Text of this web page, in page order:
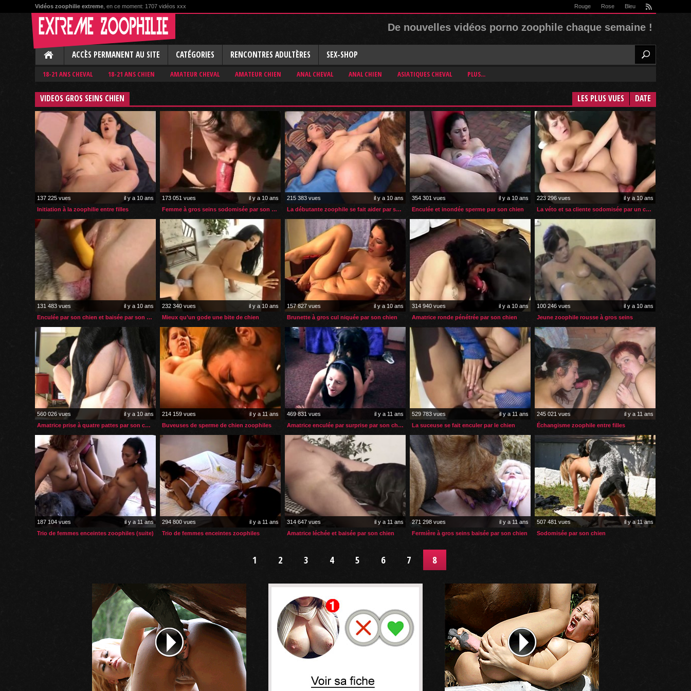
Vidéos zoophilie extreme , en ce moment: 1707 vidéos xxx
rss
Rouge Rose Bleu
De nouvelles vidéos porno zoophile chaque semaine !
ACCÈS PERMANENT AU SITE CATÉGORIES RENCONTRES ADULTÈRES SEX-SHOP
18-21 ANS CHEVAL 18-21 ANS CHIEN AMATEUR CHEVAL AMATEUR CHIEN ANAL CHEVAL ANAL CHIEN ASIATIQUES CHEVAL PLUS...
VIDEOS GROS SEINS CHIEN LES PLUS VUES DATE
137 225 vues
il y a 10 ans
Initiation à la zoophilie entre filles
173 051 vues
il y a 10 ans
Femme à gros seins sodomisée par son chien
215 383 vues
il y a 10 ans
La débutante zoophile se fait aider par son amie
354 301 vues
il y a 10 ans
Enculée et inondée sperme par son chien
223 296 vues
il y a 10 ans
La véto et sa cliente sodomisée par un chien
131 483 vues
il y a 10 ans
Enculée par son chien et baisée par son gode
232 340 vues
il y a 10 ans
Mieux qu’un gode une bite de chien
157 827 vues
il y a 10 ans
Brunette à gros cul niquée par son chien
314 940 vues
il y a 10 ans
Amatrice ronde pénétrée par son chien
100 246 vues
il y a 10 ans
Jeune zoophile rousse à gros seins
560 026 vues
il y a 10 ans
Amatrice prise à quatre pattes par son chien
214 159 vues
il y a 11 ans
Buveuses de sperme de chien zoophiles
469 831 vues
il y a 11 ans
Amatrice enculée par surprise par son chien
529 783 vues
il y a 11 ans
La suceuse se fait enculer par le chien
245 021 vues
il y a 11 ans
Échangisme zoophile entre filles
187 104 vues
il y a 11 ans
Trio de femmes enceintes zoophiles (suite)
294 800 vues
il y a 11 ans
Trio de femmes enceintes zoophiles
314 647 vues
il y a 11 ans
Amatrice léchée et baisée par son chien
271 298 vues
il y a 11 ans
Fermière à gros seins baisée par son chien
507 481 vues
il y a 11 ans
Sodomisée par son chien
1 2 3 4 5 6 7 8